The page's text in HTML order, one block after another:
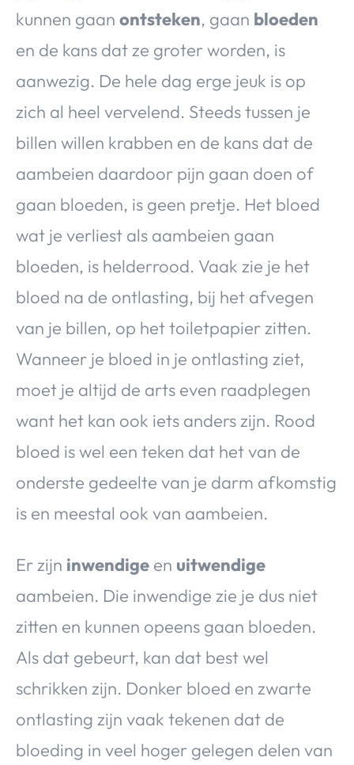
kunnen gaan ontsteken, gaan bloeden
en de kans dat ze groter worden, is
aanwezig. De hele dag erge jeuk is op
zich al heel vervelend. Steeds tussen je
billen willen krabben en de kans dat de
aambeien daardoor pijn gaan doen of
gaan bloeden, is geen pretje. Het bloed
wat je verliest als aambeien gaan
bloeden, is helderrood. Vaak zie je het
bloed na de ontlasting, bij het afvegen
van je billen, op het toiletpapier zitten.
Wanneer je bloed in je ontlasting ziet,
moet je altijd de arts even raadplegen
want het kan ook iets anders zijn. Rood
bloed is wel een teken dat het van de
onderste gedeelte van je darm afkomstig
is en meestal ook van aambeien.
Er zijn inwendige en uitwendige
aambeien. Die inwendige zie je dus niet
zitten en kunnen opeens gaan bloeden.
Als dat gebeurt, kan dat best wel
schrikken zijn. Donker bloed en zwarte
ontlasting zijn vaak tekenen dat de
bloeding in veel hoger gelegen delen van